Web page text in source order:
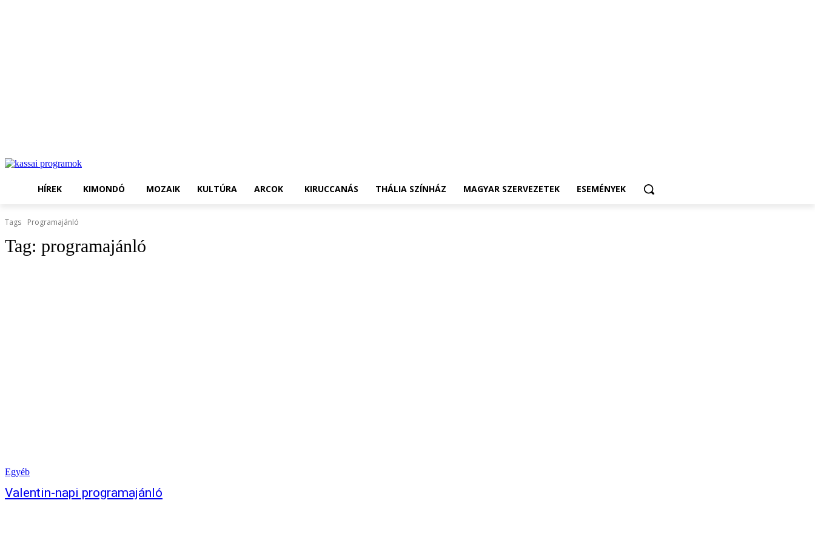
HÍREK KIMONDÓ MOZAIK KULTÚRA ARCOK KIRUCCANÁS THÁLIA SZÍNHÁZ MAGYAR SZERVEZETEK ESEMÉNYEK
Tags Programajánló
Tag: programajánló
Egyéb
Valentin-napi programajánló